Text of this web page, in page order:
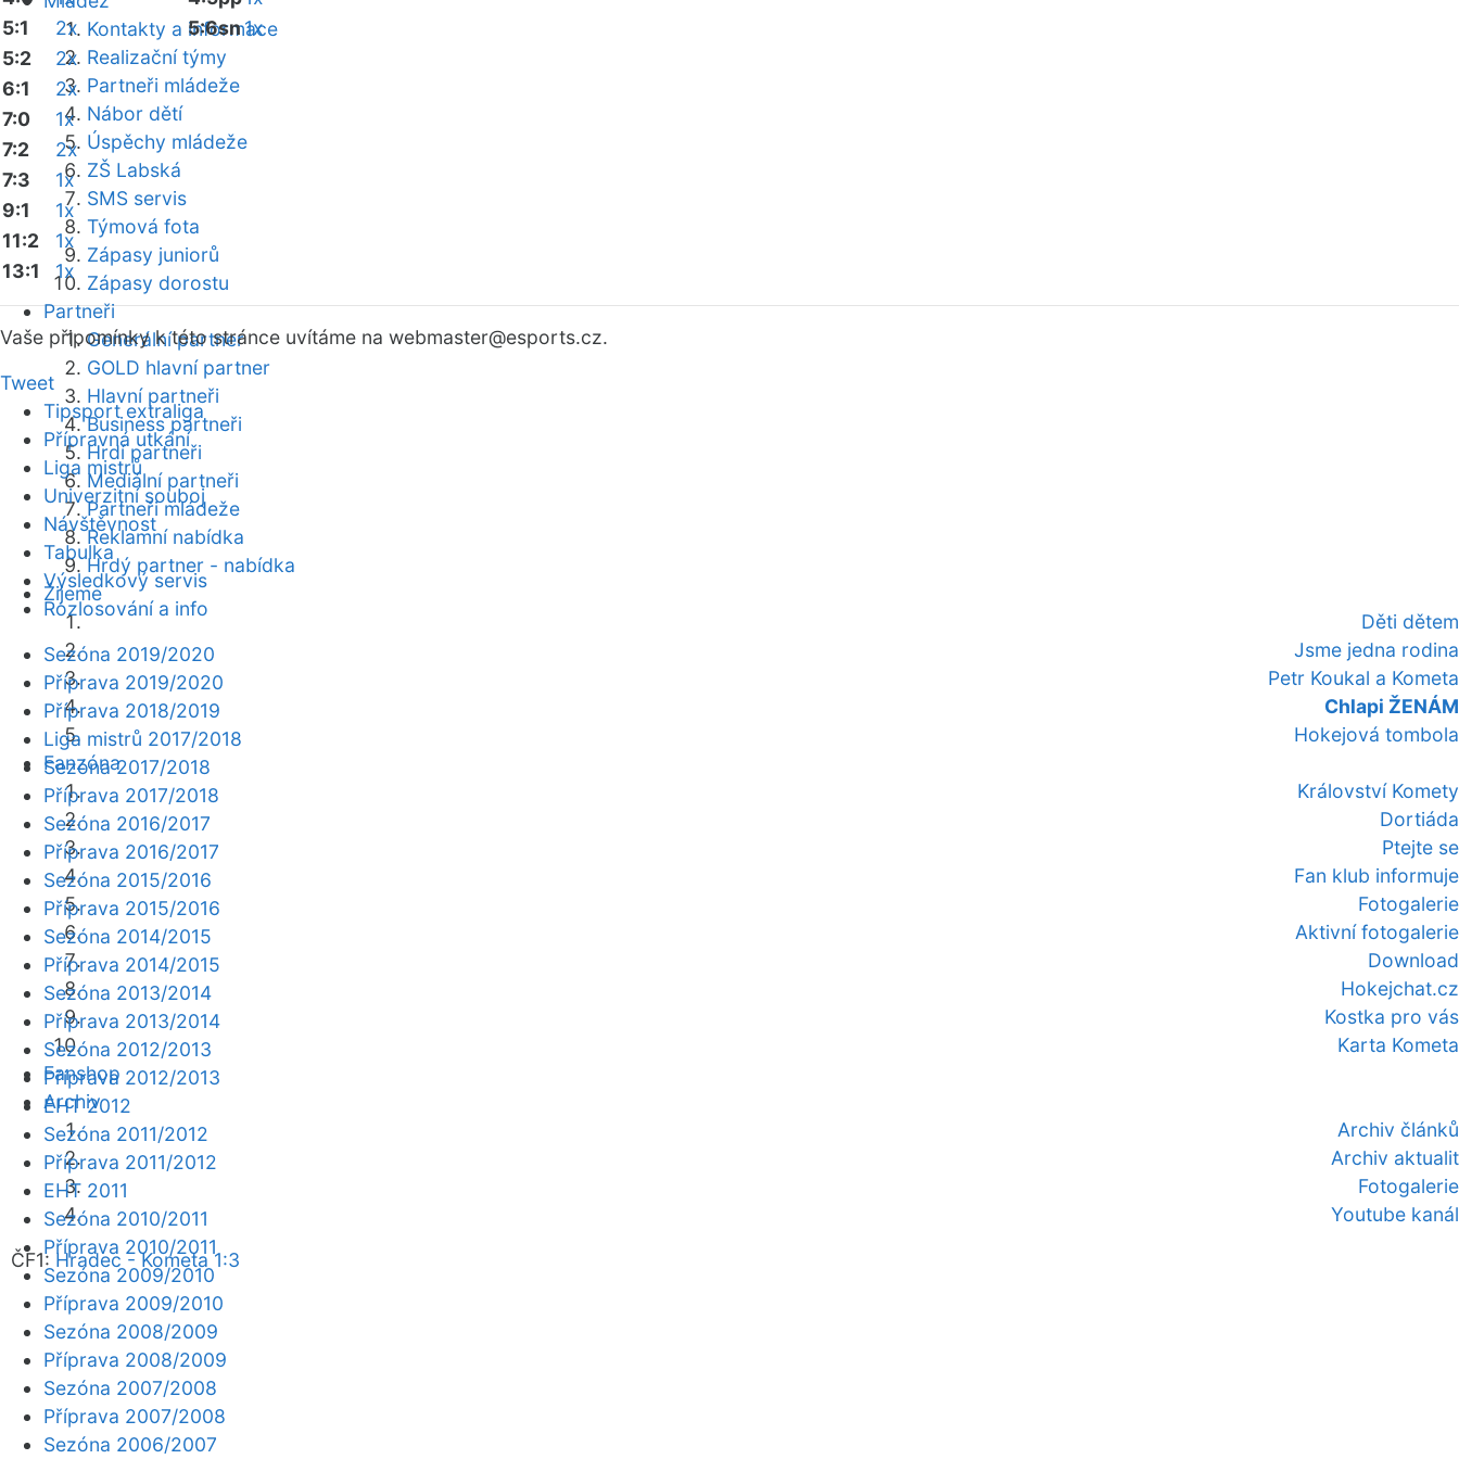
Kontakty a informace
Realizační týmy
Partneři mládeže
Nábor dětí
Úspěchy mládeže
ZŠ Labská
SMS servis
Týmová fota
Zápasy juniorů
Zápasy dorostu
Partneři
Generální partner
GOLD hlavní partner
Hlavní partneři
Business partneři
Hrdí partneři
Mediální partneři
Partneři mládeže
Reklamní nabídka
Hrdý partner - nabídka
Žijeme
Děti dětem
Jsme jedna rodina
Petr Koukal a Kometa
Chlapi ŽENÁM
Hokejová tombola
Fanzóna
Království Komety
Dortiáda
Ptejte se
Fan klub informuje
Fotogalerie
Aktivní fotogalerie
Download
Hokejchat.cz
Kostka pro vás
Karta Kometa
Fanshop
Archiv
Archiv článků
Archiv aktualit
Fotogalerie
Youtube kanál
ČF1: Hradec - Kometa 1:3
5:1
2x
5:2
2x
6:1
2x
7:0
1x
7:2
2x
7:3
1x
9:1
1x
11:2
1x
13:1
1x
5:6sn1x
Vaše připomínky k této stránce uvítáme na webmaster@esports.cz.
Tweet
Tipsport extraliga
Přípravná utkání
Liga mistrů
Univerzitní souboj
Návštěvnost
Tabulka
Výsledkový servis
Rozlosování a info
Sezóna 2019/2020
Příprava 2019/2020
Příprava 2018/2019
Liga mistrů 2017/2018
Sezóna 2017/2018
Příprava 2017/2018
Sezóna 2016/2017
Příprava 2016/2017
Sezóna 2015/2016
Příprava 2015/2016
Sezóna 2014/2015
Příprava 2014/2015
Sezóna 2013/2014
Příprava 2013/2014
Sezóna 2012/2013
Příprava 2012/2013
EHT 2012
Sezóna 2011/2012
Příprava 2011/2012
EHT 2011
Sezóna 2010/2011
Příprava 2010/2011
Sezóna 2009/2010
Příprava 2009/2010
Sezóna 2008/2009
Příprava 2008/2009
Sezóna 2007/2008
Příprava 2007/2008
Sezóna 2006/2007